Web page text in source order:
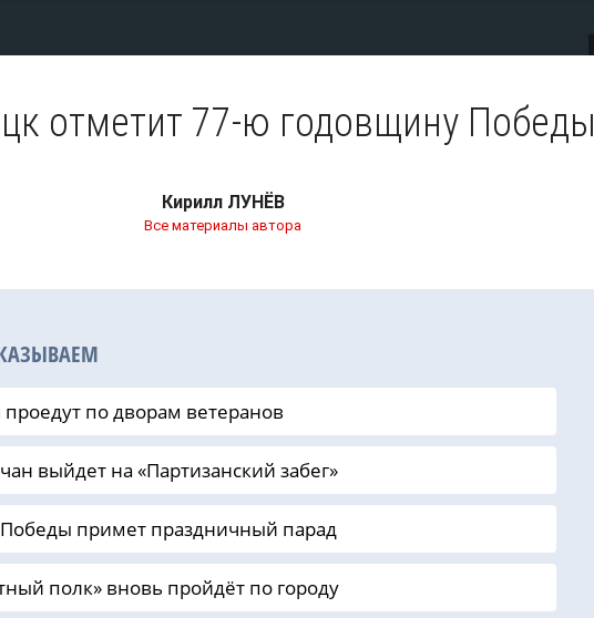
отметит 77-ю годовщину Победы
Кирилл ЛУНЁВ
Все материалы автора
по дворам ветеранов
выйдет на «Партизанский забег»
примет праздничный парад
полк» вновь пройдёт по городу